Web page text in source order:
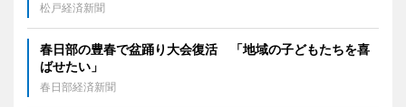
松戸経済新聞
春日部の豊春で盆踊り大会復活 「地域の子どもたちを喜
ばせたい」
春日部経済新聞